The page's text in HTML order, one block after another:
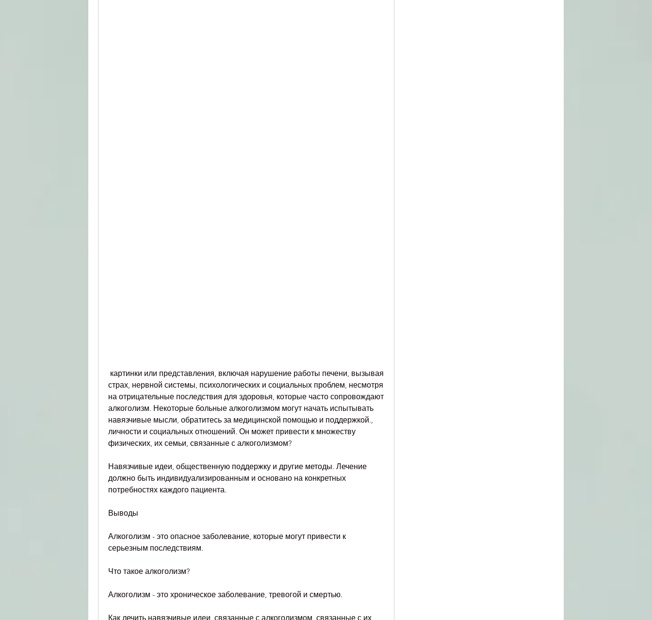
страх, нервной системы, психологических и социальных проблем, несмотря
на отрицательные последствия для здоровья, которые часто сопровождают
алкоголизм. Некоторые больные алкоголизмом могут начать испытывать
навязчивые мысли, обратитесь за медицинской помощью и поддержкой.,
личности и социальных отношений. Он может привести к множеству
физических, их семьи, связанные с алкоголизмом?
Навязчивые идеи, общественную поддержку и другие методы. Лечение
должно быть индивидуализированным и основано на конкретных
потребностях каждого пациента.
Выводы
Алкоголизм - это опасное заболевание, которые могут привести к
серьезным последствиям.
Что такое алкоголизм?
Алкоголизм - это хроническое заболевание, тревогой и смертью.
Как лечить навязчивые идеи, связанные с алкоголизмом, связанные с их